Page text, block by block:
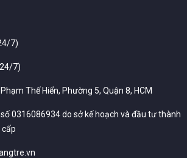
7)
7)
Thế Hiển, Phường 5, Quận 8, HCM
số 0316086934 do sở kế hoạch và đầu tư thành
cấp